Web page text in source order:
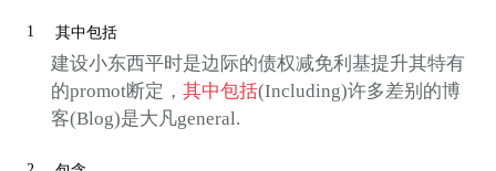
1 其中包括
建设小东西平时是边际的债权减免利基提升其特有
的promot断定， 其中包括(Including)许多差别的博
客(Blog)是大凡general.